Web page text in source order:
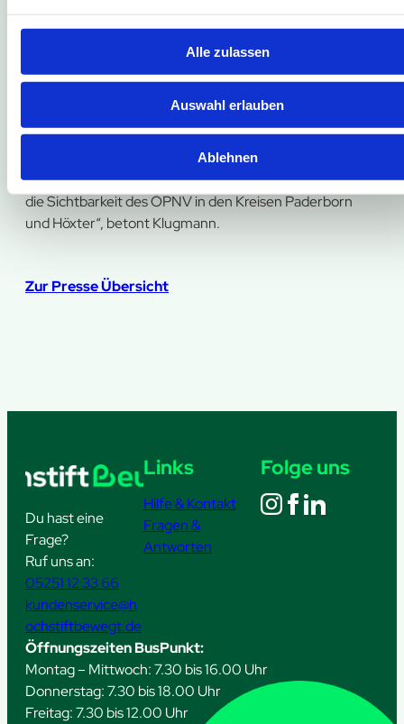
Alle zulassen
Auswahl erlauben
Ablehnen
über die App rufmobil.nrw erreichbar.
Zur Jahresmitte 2026 folgt die Einführung einer
eigenen HochstiftBewegt-App. Bis dahin können die
Westfalen-mobil und Mobil.nrw nutzen.
„Mit diesen Schritten führen wir den Regionalbus-
Verkehr in eine neue Struktur. In diesem Rahmen
stärken wir die eigene Organisation, unseren Service und
die Sichtbarkeit des ÖPNV in den Kreisen Paderborn
und Höxter“, betont Klugmann.
Zur Presse Übersicht
Du hast eine
Frage?
Ruf uns an:
05251 12 33 66
kundenservice@h
ochstiftbewegt.de
Links
Hilfe & Kontakt
Fragen &
Antworten
Folge uns
Öffnungszeiten BusPunkt:
Montag – Mittwoch: 7.30 bis 16.00 Uhr
Donnerstag: 7.30 bis 18.00 Uhr
Freitag: 7.30 bis 12.00 Uhr